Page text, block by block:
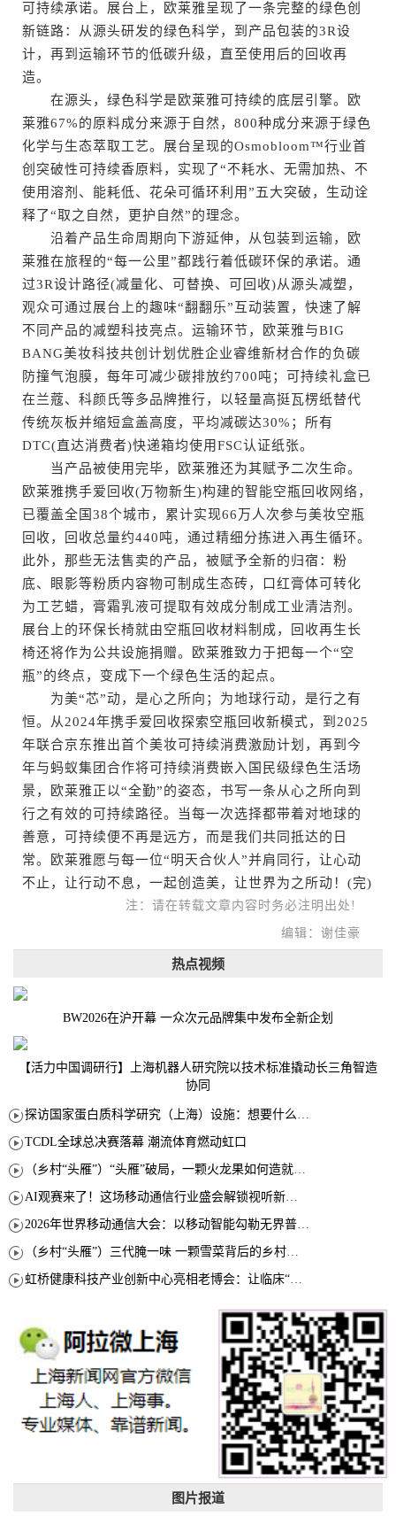
可持续承诺。展台上，欧莱雅呈现了一条完整的绿色创
新链路：从源头研发的绿色科学，到产品包装的3R设
计，再到运输环节的低碳升级，直至使用后的回收再
造。
在源头，绿色科学是欧莱雅可持续的底层引擎。欧
莱雅67%的原料成分来源于自然，800种成分来源于绿色
化学与生态萃取工艺。展台呈现的Osmobloom™行业首
创突破性可持续香原料，实现了“不耗水、无需加热、不
使用溶剂、能耗低、花朵可循环利用”五大突破，生动诠
释了“取之自然，更护自然”的理念。
沿着产品生命周期向下游延伸，从包装到运输，欧
莱雅在旅程的“每一公里”都践行着低碳环保的承诺。通
过3R设计路径(减量化、可替换、可回收)从源头减塑，
观众可通过展台上的趣味“翻翻乐”互动装置，快速了解
不同产品的减塑科技亮点。运输环节，欧莱雅与BIG
BANG美妆科技共创计划优胜企业睿维新材合作的负碳
防撞气泡膜，每年可减少碳排放约700吨；可持续礼盒已
在兰蔻、科颜氏等多品牌推行，以轻量高挺瓦楞纸替代
传统灰板并缩短盒盖高度，平均减碳达30%；所有
DTC(直达消费者)快递箱均使用FSC认证纸张。
当产品被使用完毕，欧莱雅还为其赋予二次生命。
欧莱雅携手爱回收(万物新生)构建的智能空瓶回收网络，
已覆盖全国38个城市，累计实现66万人次参与美妆空瓶
回收，回收总量约440吨，通过精细分拣进入再生循环。
此外，那些无法售卖的产品，被赋予全新的归宿：粉
底、眼影等粉质内容物可制成生态砖，口红膏体可转化
为工艺蜡，膏霜乳液可提取有效成分制成工业清洁剂。
展台上的环保长椅就由空瓶回收材料制成，回收再生长
椅还将作为公共设施捐赠。欧莱雅致力于把每一个“空
瓶”的终点，变成下一个绿色生活的起点。
为美“芯”动，是心之所向；为地球行动，是行之有
恒。从2024年携手爱回收探索空瓶回收新模式，到2025
年联合京东推出首个美妆可持续消费激励计划，再到今
年与蚂蚁集团合作将可持续消费嵌入国民级绿色生活场
景，欧莱雅正以“全勤”的姿态，书写一条从心之所向到
行之有效的可持续路径。当每一次选择都带着对地球的
善意，可持续便不再是远方，而是我们共同抵达的日
常。欧莱雅愿与每一位“明天合伙人”并肩同行，让心动
不止，让行动不息，一起创造美，让世界为之所动！(完)
注：请在转载文章内容时务必注明出处!
编辑：谢佳豪
热点视频
BW2026在沪开幕 一众次元品牌集中发布全新企划
【活力中国调研行】上海机器人研究院以技术标准撬动长三角智造
协同
探访国家蛋白质科学研究（上海）设施：想要什么蛋白 AI直接设计合成
TCDL全球总决赛落幕 潮流体育燃动虹口
（乡村“头雁”）“头雁”破局，一颗火龙果如何造就沪上乡村特色产业化路径
AI观赛来了！这场移动通信行业盛会解锁视听新玩法
2026年世界移动通信大会：以移动智能勾勒无界普惠新愿景
（乡村“头雁”）三代腌一味 一颗雪菜背后的乡村致富经
虹桥健康科技产业创新中心亮相老博会：让临床“需求”定义银发经济新生态
图片报道